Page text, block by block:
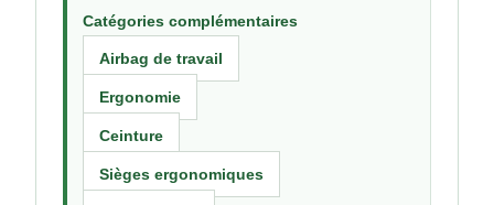
Catégories complémentaires
Airbag de travail
Ergonomie
Ceinture
Sièges ergonomiques